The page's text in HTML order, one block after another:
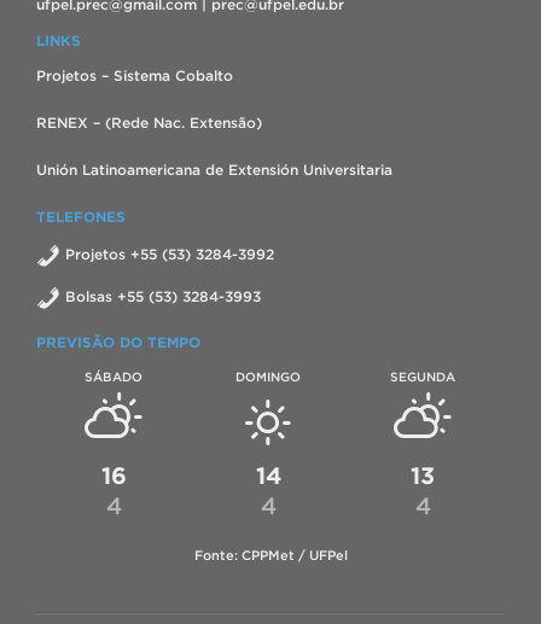
ufpel.prec@gmail.com | prec@ufpel.edu.br
LINKS
Projetos – Sistema Cobalto
RENEX – (Rede Nac. Extensão)
Unión Latinoamericana de Extensión Universitaria
TELEFONES
Projetos +55 (53) 3284-3992
Bolsas +55 (53) 3284-3993
PREVISÃO DO TEMPO
SÁBADO
16
4
DOMINGO
14
4
SEGUNDA
13
4
Fonte: CPPMet / UFPel